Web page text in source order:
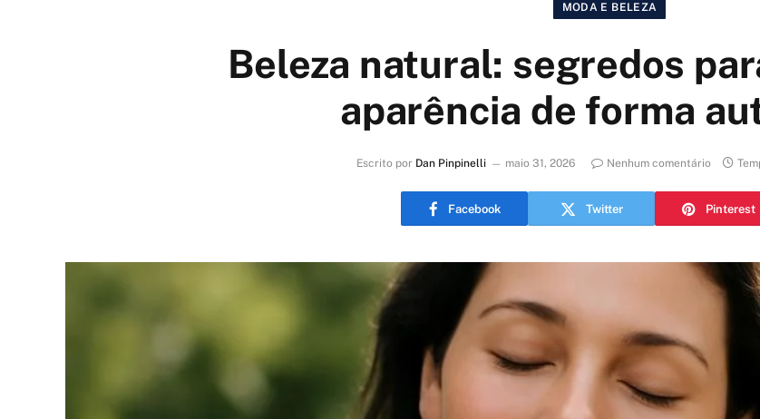
MODA E BELEZA
Beleza natural: segredos
aparência de forma
Escrito por Dan Pinpinelli maio 31, 2026 Nenhum comentário
Facebook Twitter Pinterest